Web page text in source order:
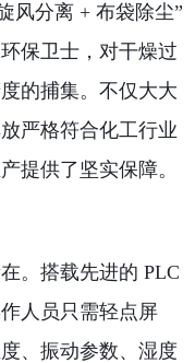
风分离 + 布袋除尘”
保卫士，对干燥过
的捕集。不仅大大
严格符合化工行业
提供了坚实保障。
。搭载先进的 PLC
人员只需轻点屏
、振动参数、湿度